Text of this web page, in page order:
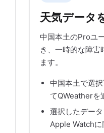
天気データ
中国本土のProユ
き、一時的な障害
ます。
中国本土で選
てQWeatherを
選択したデー
Apple Watchに